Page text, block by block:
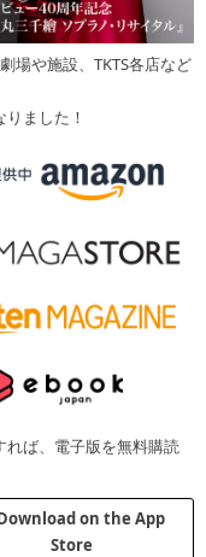
場や施設、TKTS各店など
ました！
ば、電子版を無料購読